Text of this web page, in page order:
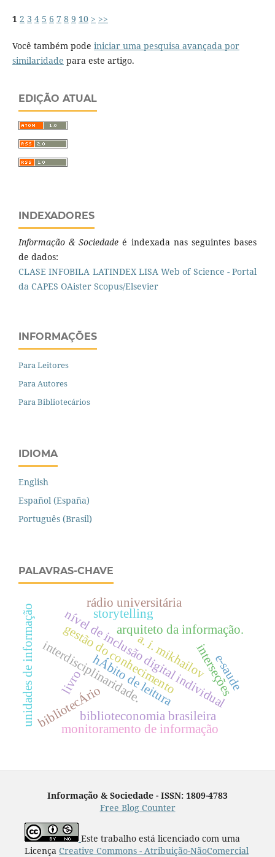
1 2 3 4 5 6 7 8 9 10 > >>
Você também pode iniciar uma pesquisa avançada por
similaridade para este artigo.
EDIÇÃO ATUAL
INDEXADORES
Informação & Sociedadeé indexada nas seguintes bases
de dados:
CLASE INFOBILA LATINDEX LISA Web of Science - Portal
da CAPES OAister Scopus/Elsevier
INFORMAÇÕES
Para Leitores
Para Autores
Para Bibliotecários
IDIOMA
English
Español (España)
Português (Brasil)
PALAVRAS-CHAVE
gestão do conhecimento
interdisciplinaridade.
nível de inclusão digital individual
arquiteto da informação.
interseções
a. i. mikhailov
hÁbito de leitura
livro
bibliotecÁriobiblioteconomia brasileira
e-saude
monitoramento de informação
storytelling
rádio universitária
unidades de informação
Informação & Sociedade - ISSN: 1809-4783
Free Blog Counter
Este trabalho está licenciado com uma
Licença Creative Commons - Atribuição-NãoComercial